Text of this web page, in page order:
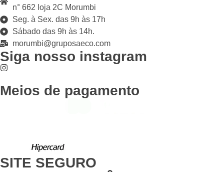
n° 662 loja 2C Morumbi
Seg. à Sex. das 9h às 17h
Sábado das 9h às 14h.
morumbi@gruposaeco.com
Siga nosso instagram
Meios de pagamento
SITE SEGURO